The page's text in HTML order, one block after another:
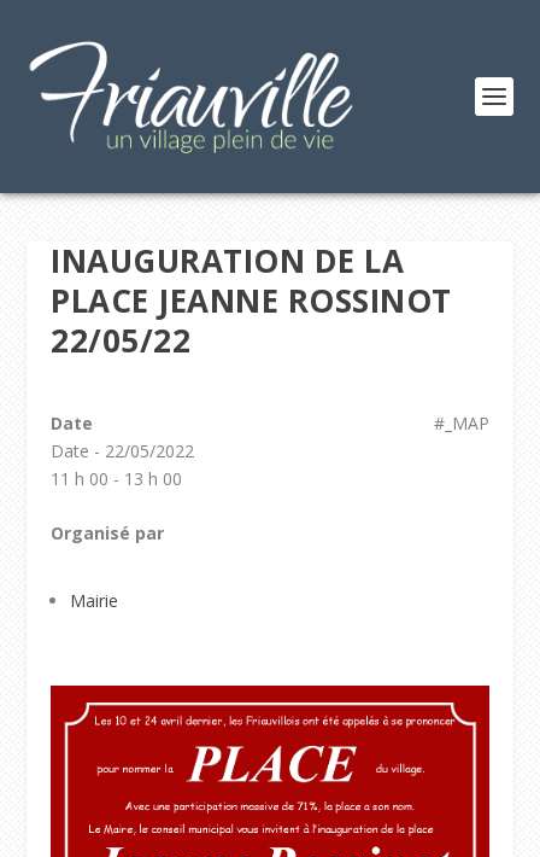
INAUGURATION DE LA
PLACE JEANNE ROSSINOT
22/05/22
#_MAP
Date
Date - 22/05/2022
11 h 00 - 13 h 00
Organisé par
Mairie